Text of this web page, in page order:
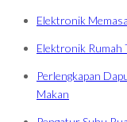
Elektronik
Elektronik Rumah
Perlengkapan
Makan